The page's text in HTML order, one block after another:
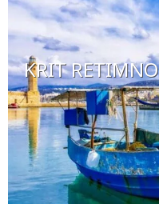
KRIT RETIMNO